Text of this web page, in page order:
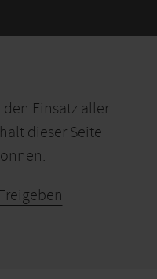
Einsatz aller
dieser Seite